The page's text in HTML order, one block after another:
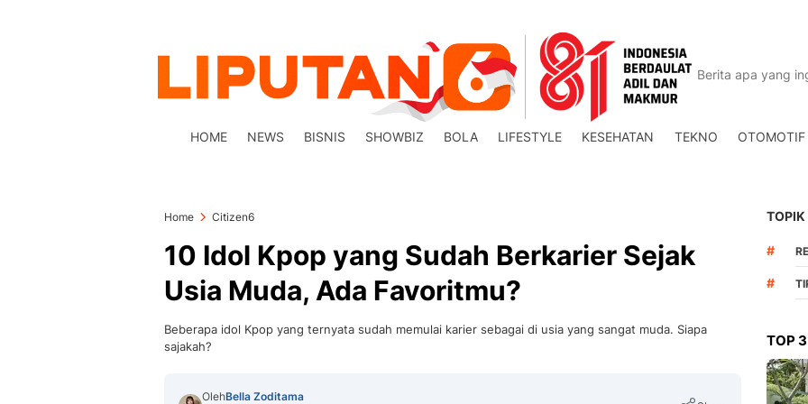
HOME NEWS BISNIS SHOWBIZ BOLA LIFESTYLE KESEHATAN TEKNO OTOMOTIF
Home Citizen6
10 Idol Kpop yang Sudah Berkarier Sejak
Usia Muda, Ada Favoritmu?
Beberapa idol Kpop yang ternyata sudah memulai karier sebagai di usia yang sangat muda. Siapa
sajakah?
OlehBella Zoditama
TOPIK
#
#
TOP